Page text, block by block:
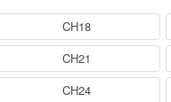
CH18
CH21
CH24